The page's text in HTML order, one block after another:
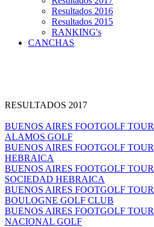
Resultados 2016
Resultados 2015
RANKING's
CANCHAS
RESULTADOS 2017
BUENOS AIRES FOOTGOLF
ALAMOS GOLF
BUENOS AIRES FOOTGOLF
HEBRAICA
BUENOS AIRES FOOTGOLF
SOCIEDAD HEBRAICA
BUENOS AIRES FOOTGOLF
BOULOGNE GOLF CLUB
BUENOS AIRES FOOTGOLF
NACIONAL GOLF